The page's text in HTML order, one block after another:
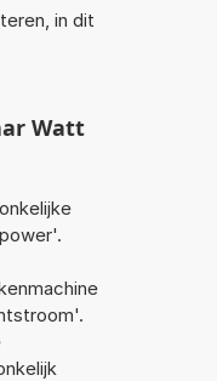
in dit
Watt